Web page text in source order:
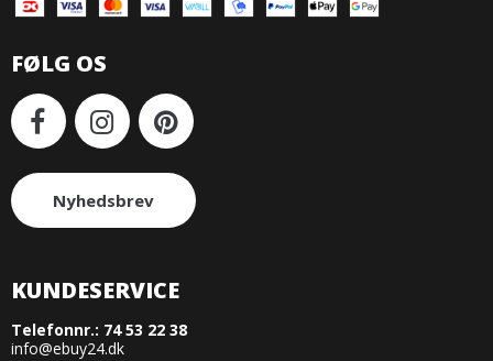
FØLG OS
Nyhedsbrev
KUNDESERVICE
Telefonnr.: 74 53 22 38
info@ebuy24.dk